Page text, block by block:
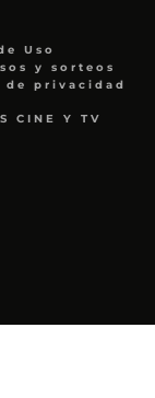
Uso
y sorteos
privacidad
CINE Y TV